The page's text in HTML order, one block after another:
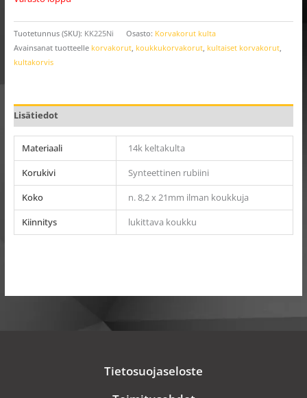
Tuotetunnus (SKU): KK225Ni Osasto: Korvakorut kulta
Avainsanat tuotteelle korvakorut, koukkukorvakorut, kultaiset korvakorut,
kultakorvis
Lisätiedot
Materiaali
14k keltakulta
Korukivi
Synteettinen rubiini
Koko
n. 8,2 x 21mm ilman koukkuja
Kiinnitys
lukittava koukku
Tietosuojaseloste